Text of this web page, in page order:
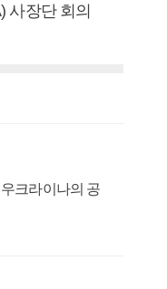
사장단 회의
크라이나의 공